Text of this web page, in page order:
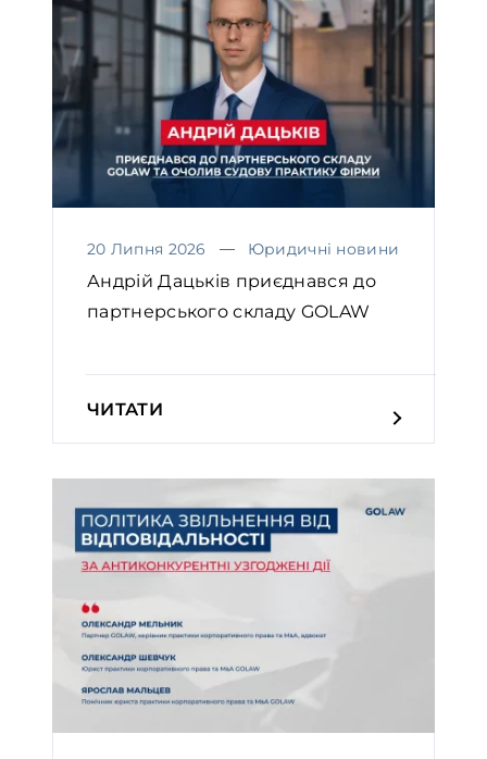
20 Липня 2026 Юридичні новини
Андрій Дацьків приєднався до
партнерського складу GOLAW
ЧИТАТИ